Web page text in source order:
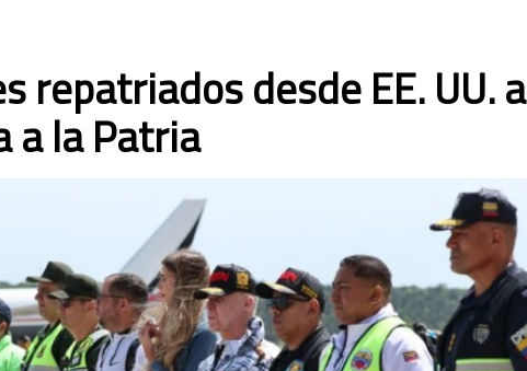
repatriados desde EE. UU. a
a la Patria